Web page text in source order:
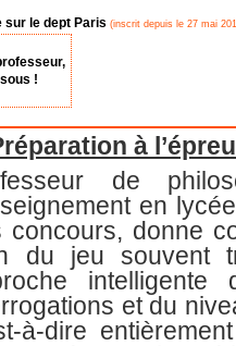
sur le dept Paris (inscrit depuis le 27 mai
!
à
de
en
concours, donne
du jeu souvent
et du
à-dire